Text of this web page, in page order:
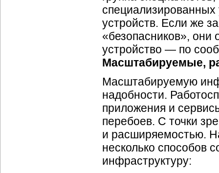
специализированных
устройств. Если же
«безопасников», они
устройство — по
Масштабируемые,
Масштабируемую
надобности.
приложения и
перебоев. С точки
и расширяемостью.
несколько способов
инфраструктуру: